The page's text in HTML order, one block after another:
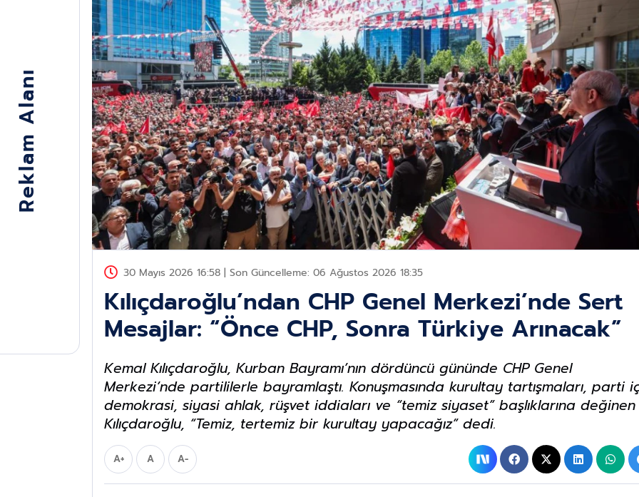
30 Mayıs 2026 16:58 | Son Güncelleme: 06 Ağustos 2026 18:35
Kılıçdaroğlu’ndan CHP Genel Merkezi’nde Sert
Mesajlar: “Önce CHP, Sonra Türkiye Arınacak”
Kemal Kılıçdaroğlu, Kurban Bayramı’nın dördüncü gününde CHP Genel
Merkezi’nde partililerle bayramlaştı. Konuşmasında kurultay tartışmaları, parti
demokrasi, siyasi ahlak, rüşvet iddiaları ve “temiz siyaset” başlıklarına değinen
Kılıçdaroğlu, “Temiz, tertemiz bir kurultay yapacağız” dedi.
A+ A A-